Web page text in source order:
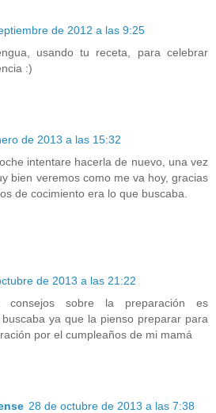
de 2012 a las 9:25
usando tu receta, para celebrar
:)
de 2013 a las 15:32
intentare hacerla de nuevo, una vez
bien veremos como me va hoy, gracias
de cocimiento era lo que buscaba.
de 2013 a las 21:22
consejos sobre la preparación es
ya que la pienso preparar para
por el cumpleaños de mi mamá
28 de octubre de 2013 a las 7:38